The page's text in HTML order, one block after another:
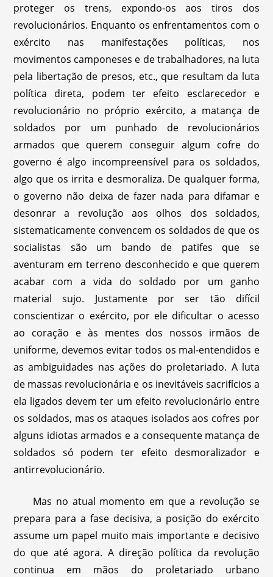
proteger os trens, expondo-os aos tiros dos
revolucionários. Enquanto os enfrentamentos com o
exército nas manifestações políticas, nos
movimentos camponeses e de trabalhadores, na luta
pela libertação de presos, etc., que resultam da luta
política direta, podem ter efeito esclarecedor e
revolucionário no próprio exército, a matança de
soldados por um punhado de revolucionários
armados que querem conseguir algum cofre do
governo é algo incompreensível para os soldados,
algo que os irrita e desmoraliza. De qualquer forma,
o governo não deixa de fazer nada para difamar e
desonrar a revolução aos olhos dos soldados,
sistematicamente convencem os soldados de que os
socialistas são um bando de patifes que se
aventuram em terreno desconhecido e que querem
acabar com a vida do soldado por um ganho
material sujo. Justamente por ser tão difícil
conscientizar o exército, por ele dificultar o acesso
ao coração e às mentes dos nossos irmãos de
uniforme, devemos evitar todos os mal-entendidos e
as ambiguidades nas ações do proletariado. A luta
de massas revolucionária e os inevitáveis sacrifícios a
ela ligados devem ter um efeito revolucionário entre
os soldados, mas os ataques isolados aos cofres por
alguns idiotas armados e a consequente matança de
soldados só podem ter efeito desmoralizador e
antirrevolucionário.
Mas no atual momento em que a revolução se
prepara para a fase decisiva, a posição do exército
assume um papel muito mais importante e decisivo
do que até agora. A direção política da revolução
continua em mãos do proletariado urbano